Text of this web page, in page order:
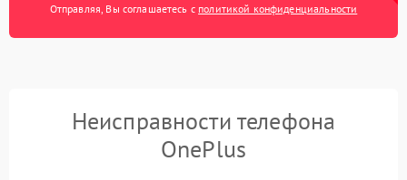
Отправляя, Вы соглашаетесь с политикой конфиденциальности
Неисправности телефона
OnePlus